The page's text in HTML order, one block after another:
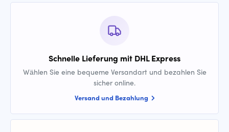
Schnelle Lieferung mit DHL Express
Wählen Sie eine bequeme Versandart und bezahlen Sie
sicher online.
Versand und Bezahlung